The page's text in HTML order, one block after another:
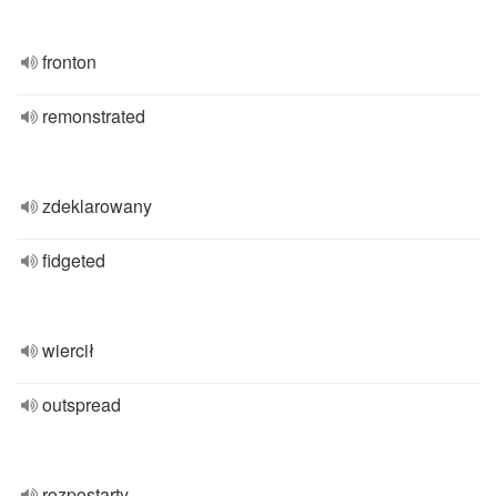
fronton
remonstrated
zdeklarowany
fidgeted
wiercił
outspread